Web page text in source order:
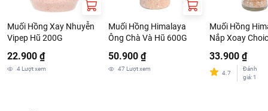
Muối Hồng Xay Nhuyễn
Vipep Hũ 200G
22.900 ₫
4Lượt xem
Muối Hồng Himalaya
Ông Chà Và Hũ 600G
50.900 ₫
47 Lượt xem
Muối Hồng
Nắp Xoay
33.900 ₫
4.7
Đánh
giá: 1